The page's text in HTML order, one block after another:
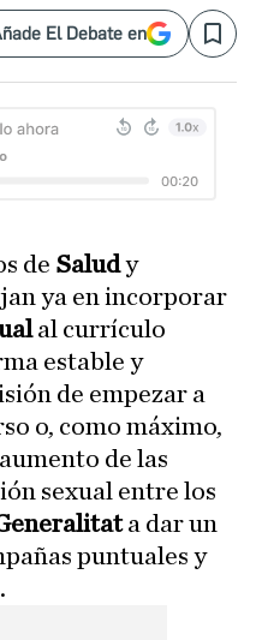
El Debate en Save
de Saludy
ya en incorporar
al currículo
estable y
de empezar a
o, como máximo,
de las
sexual entre los
a dar un
puntuales y